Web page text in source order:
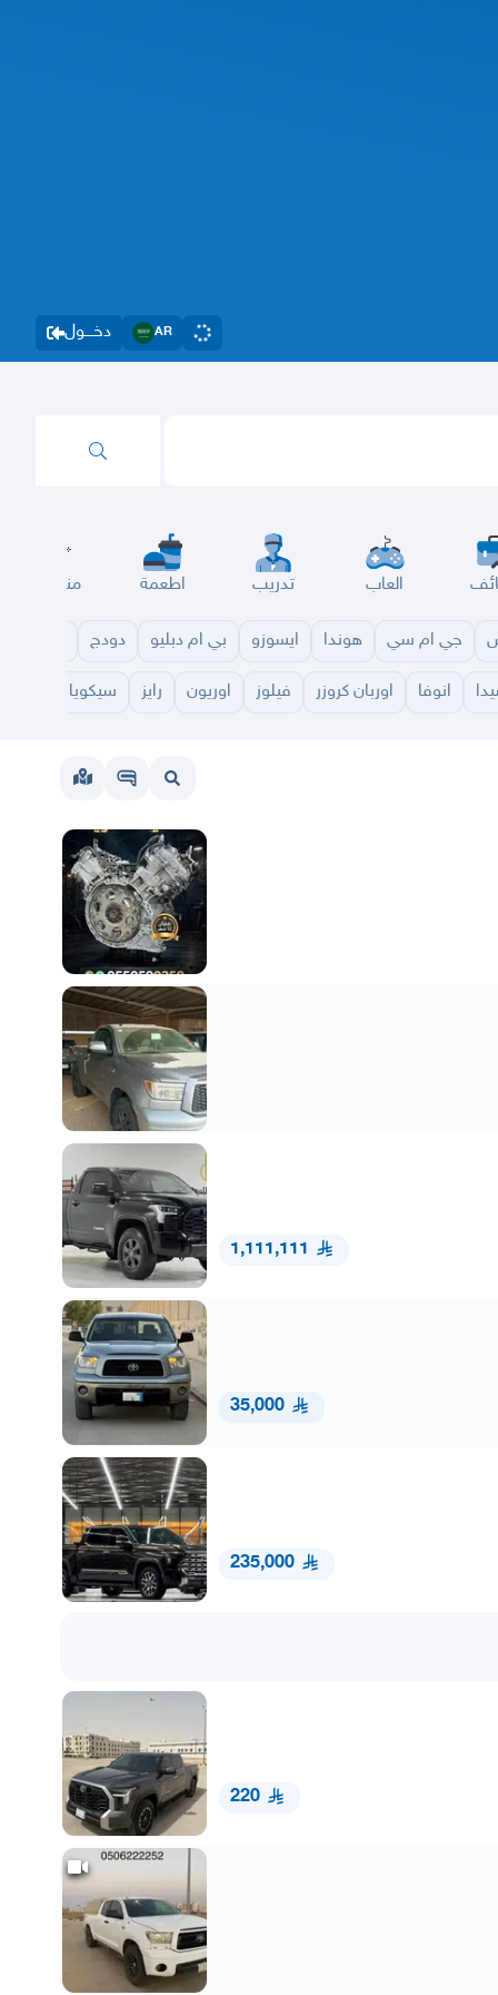
دخــــول AR
العاب تدريب اطعمة مناسبات
جي ام سي هوندا ايسوزو بي ام دبليو دودج
انوفا اوربان كروزر فيلوز اوريون رايز سيكويا
1,111,111
35,000
235,000
220